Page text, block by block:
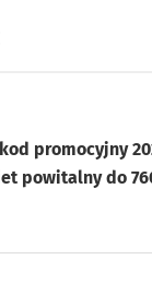
promocyjny
powitalny do